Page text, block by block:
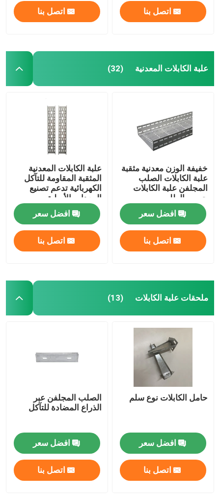
اتصل بنا اتصل بنا
علبة الكابلات المعدنية (32)
خفيفة الوزن معدنية مثقبة
علبة الكابلات الصلب
المجلفن علبة الكابلات
حسب الطلب
افضل سعر
اتصل بنا
علبة الكابلات المعدنية
المثقبة المقاومة للتآكل
الكهربائية تدعم تصنيع
المعدات الأصلية
افضل سعر
اتصل بنا
ملحقات علبة الكابلات (13)
حامل الكابلات نوع سلم
افضل سعر
اتصل بنا
الصلب المجلفن عبر
الذراع المضادة للتآكل
افضل سعر
اتصل بنا